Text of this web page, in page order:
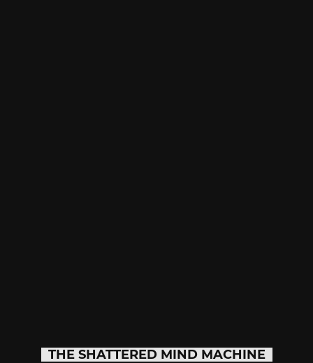
THE SHATTERED MIND MACHINE